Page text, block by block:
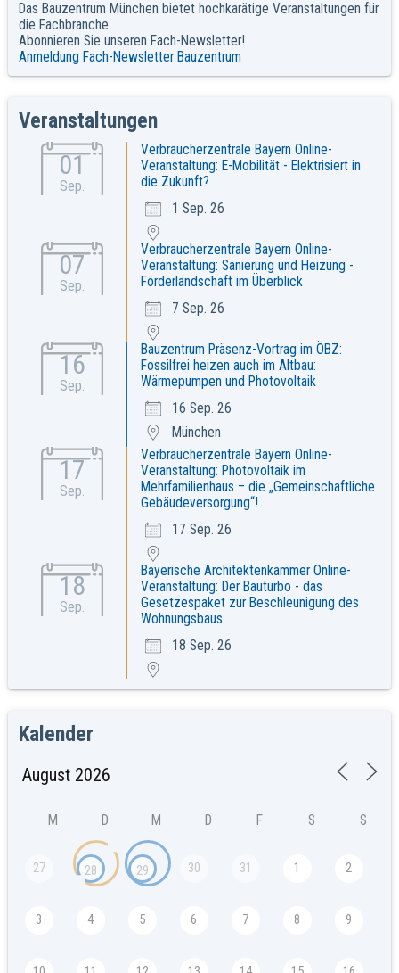
Das Bauzentrum München bietet hochkarätige Veranstaltungen für
die Fachbranche.
Abonnieren Sie unseren Fach-Newsletter!
Anmeldung Fach-Newsletter Bauzentrum
Veranstaltungen
01
Sep.
Verbraucherzentrale Bayern Online-
Veranstaltung: E-Mobilität - Elektrisiert in
die Zukunft?
1 Sep. 26
07
Sep.
Verbraucherzentrale Bayern Online-
Veranstaltung: Sanierung und Heizung -
Förderlandschaft im Überblick
7 Sep. 26
16
Sep.
Bauzentrum Präsenz-Vortrag im ÖBZ:
Fossilfrei heizen auch im Altbau:
Wärmepumpen und Photovoltaik
16 Sep. 26
München
17
Sep.
Verbraucherzentrale Bayern Online-
Veranstaltung: Photovoltaik im
Mehrfamilienhaus – die „Gemeinschaftliche
Gebäudeversorgung“!
17 Sep. 26
18
Sep.
Bayerische Architektenkammer Online-
Veranstaltung: Der Bauturbo - das
Gesetzespaket zur Beschleunigung des
Wohnungsbaus
18 Sep. 26
Kalender
M D M D F S S
27 28 29 30 31 1 2
3 4 5 6 7 8 9